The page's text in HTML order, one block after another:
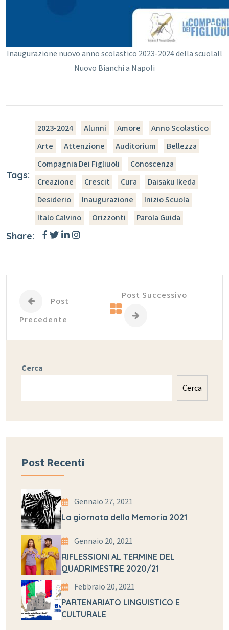
Inaugurazione nuovo anno scolastico 2023-2024 della scuolaIl
Nuovo Bianchi a Napoli
Tags:
2023-2024 Alunni Amore
Anno Scolastico
Arte
Attenzione Auditorium
Bellezza
Compagnia Dei Figliuoli
Conoscenza
Creazione
Crescit Cura
Daisaku Ikeda
Desiderio
Inaugurazione
Inizio Scuola
Italo Calvino
Orizzonti Parola Guida
Share:
Post
Precedente
Post Successivo
Cerca
Cerca
Post Recenti
Gennaio 27, 2021
La giornata della Memoria 2021
Gennaio 20, 2021
RIFLESSIONI AL TERMINE DEL
QUADRIMESTRE 2020/21
Febbraio 20, 2021
PARTENARIATO LINGUISTICO E
CULTURALE